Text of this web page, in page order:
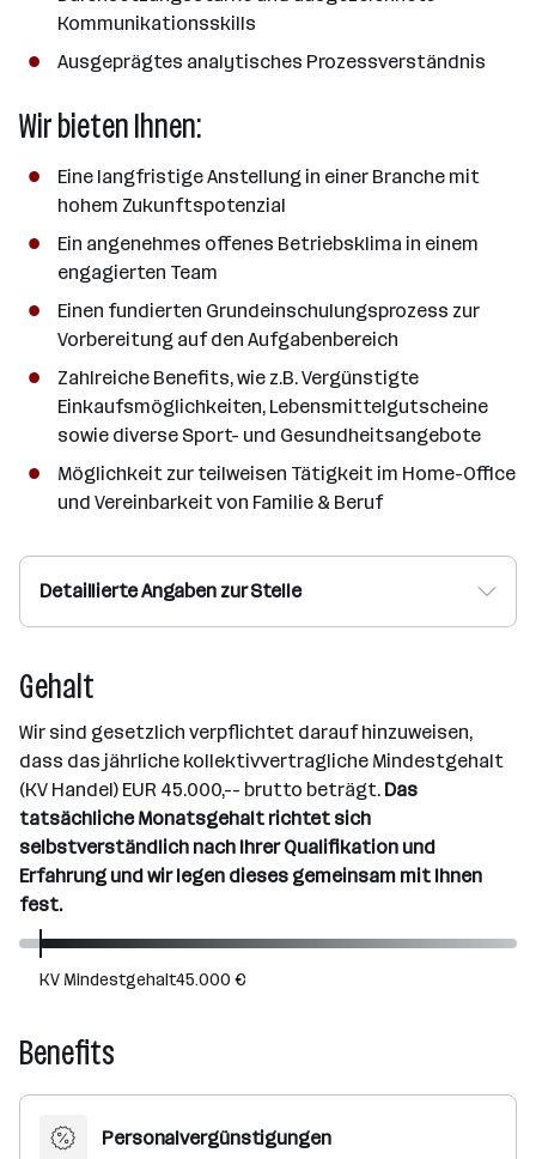
Kommunikationsskills
Ausgeprägtes analytisches Prozessverständnis
Wir bieten Ihnen:
Eine langfristige Anstellung in einer Branche mit
hohem Zukunftspotenzial
Ein angenehmes offenes Betriebsklima in einem
engagierten Team
Einen fundierten Grundeinschulungsprozess zur
Vorbereitung auf den Aufgabenbereich
Zahlreiche Benefits, wie z.B. Vergünstigte
Einkaufsmöglichkeiten, Lebensmittelgutscheine
sowie diverse Sport- und Gesundheitsangebote
Möglichkeit zur teilweisen Tätigkeit im Home-Office
und Vereinbarkeit von Familie & Beruf
Detaillierte Angaben zur Stelle
Gehalt
Wir sind gesetzlich verpflichtet darauf hinzuweisen,
dass das jährliche kollektivvertragliche Mindestgehalt
(KV Handel) EUR 45.000,-- brutto beträgt. Das
tatsächliche Monatsgehalt richtet sich
selbstverständlich nach Ihrer Qualifikation und
Erfahrung und wir legen dieses gemeinsam mit Ihnen
fest.
KV Mindestgehalt45.000 €
Benefits
Personalvergünstigungen